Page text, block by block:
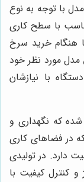
با توجه به نوع
با سطح کاری
هنگام خرید سرخ
مدل مورد نظر خود
با نیازشان
که نگهداری و
در فضاهای کاری
دارد. در تولیدی
و کنترل کیفیت با